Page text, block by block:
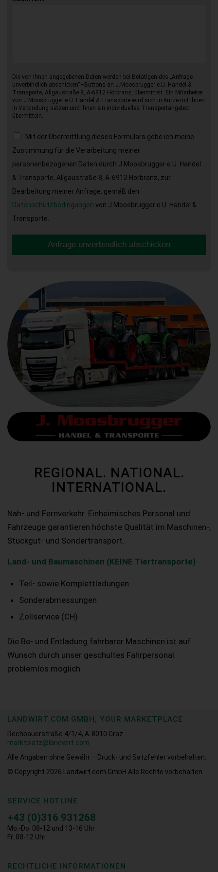
Die von Ihnen angegebenen Daten werden bei Betätigen des „Anfrage
unverbindlich abschicken“–Buttons an J.Moosbrugger e.U. Handel &
Transporte, Allgäustraße 8, A-6912 Hörbranz, übermittelt. Ein Mitarbeiter
von J.Moosbrugger e.U. Handel & Transporte wird sich in Kürze mit Ihnen
in Verbindung setzen und Ihnen ein individuelles Transportangebot
übermitteln.
Mit der Übermittlung dieses Formulars gebe ich meine
Zustimmung für die Verarbeitung meiner
personenbezogenen Daten durch J.Moosbrugger e.U. Handel
& Transporte, Allgäustraße 8, A-6912 Hörbranz, zur
Bearbeitung meiner Anfrage, gemäß den
Datenschutzbedingungen von J.Moosbrugger e.U. Handel &
Transporte.
Anfrage unverbindlich abschicken
REGIONAL. NATIONAL.
INTERNATIONAL.
Nah- und Fernverkehr. Einheimisches Personal und
Fahrzeuge garantieren höchste Qualität im Maschinen-,
Stückgut- und Sondertransport.
Land- und Baumaschinen (KEINE Tiertransporte)
Teil- sowie Komplettladungen
Sonderabmessungen
Zollservice (CH)
Die Be- und Entladung fahrbarer Maschinen ist auf
Wunsch durch unser geschultes Fahrpersonal
problemlos möglich.
LANDWIRT.COM GMBH, YOUR MARKETPLACE
Rechbauerstraße 4/1/4, A-8010 Graz
marktplatz@landwirt.com
Alle Angaben ohne Gewähr – Druck- und Satzfehler vorbehalten.
© Copyright 2026
Landwirt.com GmbH Alle Rechte vorbehalten.
SERVICE HOTLINE
+43 (0)316 931268
Mo.-Do. 08-12 und 13-16 Uhr
Fr. 08-12 Uhr
RECHTLICHE INFORMATIONEN